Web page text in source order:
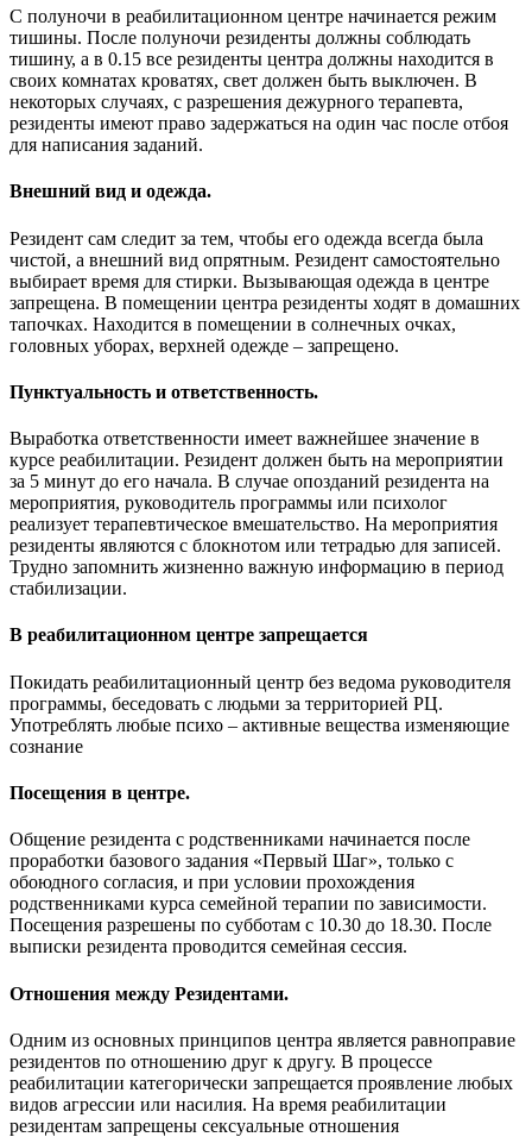
С полуночи в реабилитационном центре начинается режим
тишины. После полуночи резиденты должны соблюдать
тишину, а в 0.15 все резиденты центра должны находится в
своих комнатах кроватях, свет должен быть выключен. В
некоторых случаях, с разрешения дежурного терапевта,
резиденты имеют право задержаться на один час после отбоя
для написания заданий.
Внешний вид и одежда.
Резидент сам следит за тем, чтобы его одежда всегда была
чистой, а внешний вид опрятным. Резидент самостоятельно
выбирает время для стирки. Вызывающая одежда в центре
запрещена. В помещении центра резиденты ходят в домашних
тапочках. Находится в помещении в солнечных очках,
головных уборах, верхней одежде – запрещено.
Пунктуальность и ответственность.
Выработка ответственности имеет важнейшее значение в
курсе реабилитации. Резидент должен быть на мероприятии
за 5 минут до его начала. В случае опозданий резидента на
мероприятия, руководитель программы или психолог
реализует терапевтическое вмешательство. На мероприятия
резиденты являются с блокнотом или тетрадью для записей.
Трудно запомнить жизненно важную информацию в период
стабилизации.
В реабилитационном центре запрещается
Покидать реабилитационный центр без ведома руководителя
программы, беседовать с людьми за территорией РЦ.
Употреблять любые психо – активные вещества изменяющие
сознание
Посещения в центре.
Общение резидента с родственниками начинается после
проработки базового задания «Первый Шаг», только с
обоюдного согласия, и при условии прохождения
родственниками курса семейной терапии по зависимости.
Посещения разрешены по субботам с 10.30 до 18.30. После
выписки резидента проводится семейная сессия.
Отношения между Резидентами.
Одним из основных принципов центра является равноправие
резидентов по отношению друг к другу. В процессе
реабилитации категорически запрещается проявление любых
видов агрессии или насилия. На время реабилитации
резидентам запрещены сексуальные отношения